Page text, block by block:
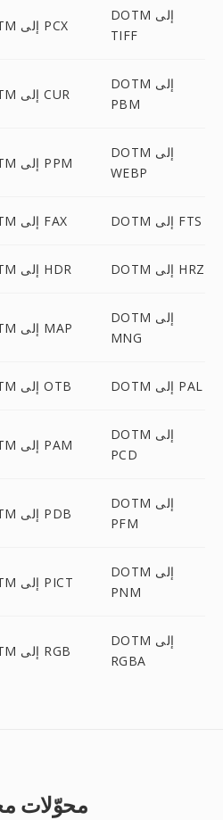
DOTM إلى PCX
DOTM إلى
TIFF
DOTM إلى CUR
DOTM إلى
PBM
DOTM إلى PPM
DOTM إلى
WEBP
DOTM إلى FAX DOTM إلى FTS
DOTM إلى HDR DOTM إلى HRZ
DOTM إلى MAP
DOTM إلى
MNG
DOTM إلى OTB DOTM إلى PAL
DOTM إلى PAM
DOTM إلى
PCD
DOTM إلى PDB
DOTM إلى
PFM
DOTM إلى PICT
DOTM إلى
PNM
DOTM إلى RGB
DOTM إلى
RGBA
محوّلات